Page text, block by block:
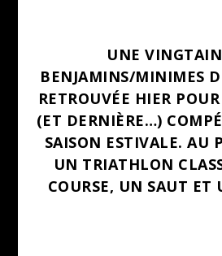
UNE
BENJAMINS/MINIMES
RETROUVÉE HIER
(ET DERNIÈRE…)
SAISON ESTIVALE. AU
UN TRIATHLON
COURSE, UN SAUT ET